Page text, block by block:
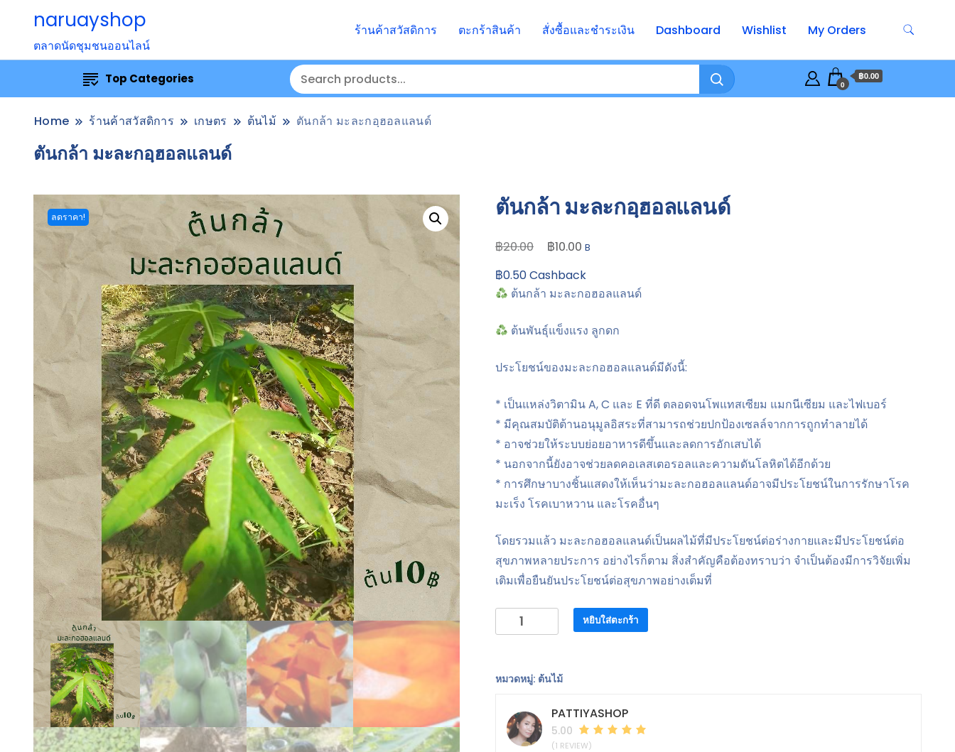
naruayshop
ตลาดนัดชุมชนออนไลน์
ร้านค้าสวัสดิการ ตะกร้าสินค้า สั่งซื้อและชำระเงิน Dashboard Wishlist My Orders
Top Categories 0
฿0.00
Home ร้านค้าสวัสดิการ เกษตร ต้นไม้ ตันกล้า มะละกอฺฮอลแลนด์
ตันกล้า มะละกอฺฮอลแลนด์
ลดราคา! ตันกล้า มะละกอฺฮอลแลนด์
฿20.00
Original
was:
฿10.00 Current
is:
B
฿0.50Cashback
ต้นกล้า มะละกอฮอลแลนด์
ต้นพันธุ์แข็งแรง ลูกดก
ประโยชน์ของมะละกอฮอลแลนด์มีดังนี้:
* เป็นแหล่งวิตามิน A, C และ E ที่ดี ตลอดจนโพแทสเซียม แมกนีเซียม และไฟเบอร์
* มีคุณสมบัติต้านอนุมูลอิสระที่สามารถช่วยปกป้องเซลล์จากการถูกทำลายได้
* อาจช่วยให้ระบบย่อยอาหารดีขึ้นและลดการอักเสบได้
* นอกจากนี้ยังอาจช่วยลดคอเลสเตอรอลและความดันโลหิตได้อีกด้วย
* การศึกษาบางชิ้นแสดงให้เห็นว่ามะละกอฮอลแลนด์อาจมีประโยชน์ในการรักษาโรค
มะเร็ง โรคเบาหวาน และโรคอื่นๆ
โดยรวมแล้ว มะละกอฮอลแลนด์เป็นผลไม้ที่มีประโยชน์ต่อร่างกายและมีประโยชน์ต่อ
สุขภาพหลายประการ อย่างไรก็ตาม สิ่งสำคัญคือต้องทราบว่า จำเป็นต้องมีการวิจัยเพิ่ม
เติมเพื่อยืนยันประโยชน์ต่อสุขภาพอย่างเต็มที่
จำนวน
ตัน
ละ
ฮอลแลนด์
ชิ้น
หยิบใส่ตะกร้า
หมวดหมู่: ต้นไม้
PATTIYASHOP
5.00
(1 REVIEW)